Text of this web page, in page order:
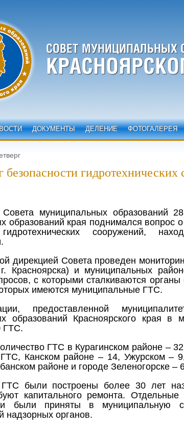
ДОКУМЕНТЫ ДЕЛЕНИЕ ФОТОГАЛЕРЕЯ
муниципальных образований
образований края поднимался вопрос
сооружений,
дирекцией Совета проведен
Красноярска) и муниципальных
с которыми сталкиваются
имеются муниципальные ГТС.
предоставленной
образований Красноярского края в
ГТС.
ГТС в Курагинском районе –
Канском районе – 14, Ужурском –
районе и городе Зеленогорске –
ГТС были построены более 30 лет
капитального ремонта.
были приняты в муниципальную
надзорных органов.